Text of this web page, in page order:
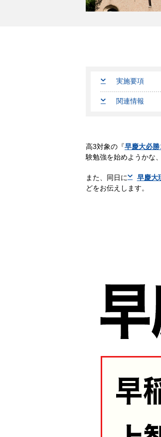
実施要項
関連情報
高3対象の『早慶大必勝
験勉強を始めようかな
また、同日に 早慶大
どをお伝えします。